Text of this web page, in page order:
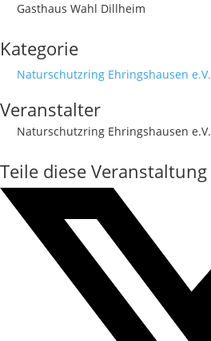
Gasthaus Wahl Dillheim
Kategorie
Naturschutzring Ehringshausen e.V.
Veranstalter
Naturschutzring Ehringshausen e.V.
Teile diese Veranstaltung